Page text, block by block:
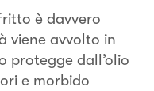
è davvero
viene avvolto in
protegge dall’olio
e morbido